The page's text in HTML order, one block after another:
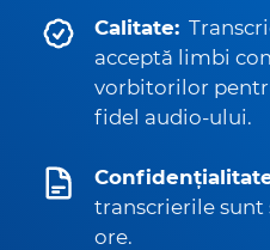
Calitate:
acceptă limbi
vorbitorilor
fidel audio-ului.
transcrierile sunt
ore.